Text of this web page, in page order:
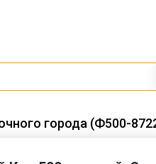
города (Ф500-